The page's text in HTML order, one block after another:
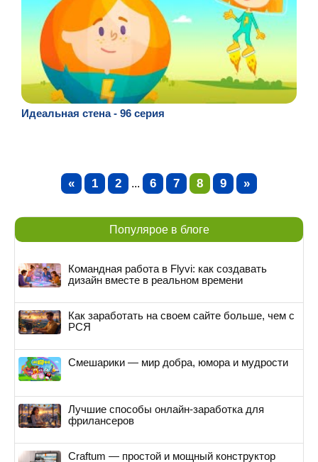
Идеальная стена - 96 серия
« 1 2 ... 6 7 8 9 »
Популярое в блоге
Командная работа в Flyvi: как создавать
дизайн вместе в реальном времени
Как заработать на своем сайте больше, чем с
РСЯ
Смешарики — мир добра, юмора и мудрости
Лучшие способы онлайн-заработка для
фрилансеров
Craftum — простой и мощный конструктор